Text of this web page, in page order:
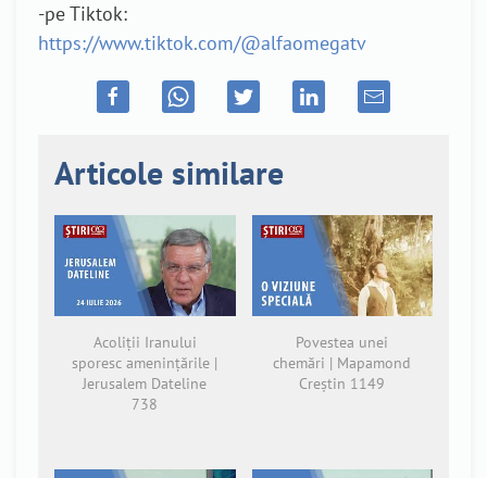
-pe Tiktok:
https://www.tiktok.com/@alfaomegatv
Articole similare
Acoliții Iranului
sporesc amenințările |
Jerusalem Dateline
738
Povestea unei
chemări | Mapamond
Creștin 1149